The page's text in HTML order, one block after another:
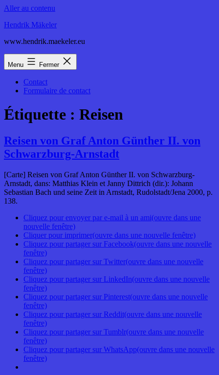
Aller au contenu
Hendrik Mäkeler
www.hendrik.maekeler.eu
Menu Fermer
Contact
Formulaire de contact
Étiquette : Reisen
Reisen von Graf Anton Günther II. von
Schwarzburg-Arnstadt
[Carte] Reisen von Graf Anton Günther II. von Schwarzburg-
Arnstadt, dans: Matthias Klein et Janny Dittrich (dir.): Johann
Sebastian Bach und seine Zeit in Arnstadt, Rudolstadt/Jena 2000, p.
138.
Cliquez pour envoyer par e-mail à un ami(ouvre dans une
nouvelle fenêtre)
Cliquer pour imprimer(ouvre dans une nouvelle fenêtre)
Cliquez pour partager sur Facebook(ouvre dans une nouvelle
fenêtre)
Cliquez pour partager sur Twitter(ouvre dans une nouvelle
fenêtre)
Cliquez pour partager sur LinkedIn(ouvre dans une nouvelle
fenêtre)
Cliquez pour partager sur Pinterest(ouvre dans une nouvelle
fenêtre)
Cliquez pour partager sur Reddit(ouvre dans une nouvelle
fenêtre)
Cliquez pour partager sur Tumblr(ouvre dans une nouvelle
fenêtre)
Cliquez pour partager sur WhatsApp(ouvre dans une nouvelle
fenêtre)